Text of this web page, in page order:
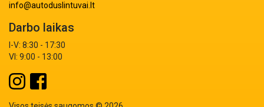
info@autoduslintuvai.lt
Darbo laikas
I-V: 8:30 - 17:30
VI: 9:00 - 13:00